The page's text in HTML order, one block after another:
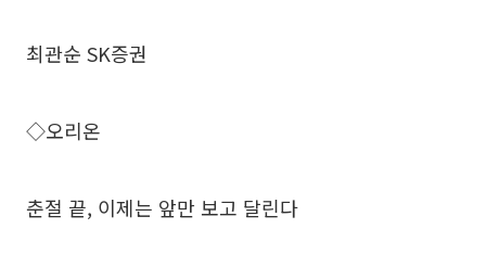
최관순 SK증권
◇오리온
춘절 끝, 이제는 앞만 보고 달린다